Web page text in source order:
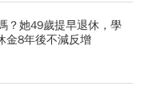
？她49歲提早退休，學
金8年後不減反增